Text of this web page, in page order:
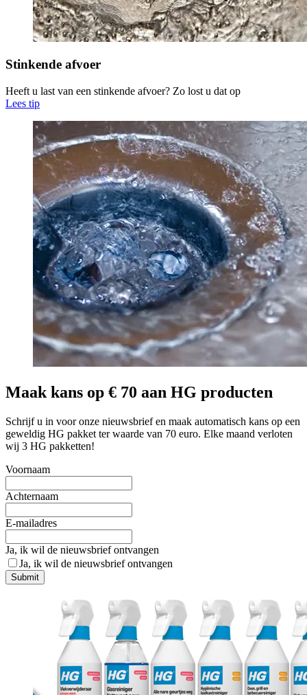
Stinkende afvoer
Heeft u last van een stinkende afvoer? Zo lost u dat op
Lees tip
Maak kans op € 70 aan HG producten
Schrijf u in voor onze nieuwsbrief en maak automatisch kans op een
geweldig HG pakket ter waarde van 70 euro. Elke maand verloten
wij 3 HG pakketten!
Voornaam
Achternaam
E-mailadres
Ja, ik wil de nieuwsbrief ontvangen
Ja, ik wil de nieuwsbrief ontvangen
Submit